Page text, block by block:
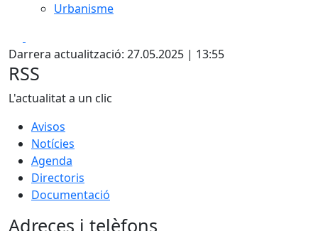
Urbanisme
Darrera actualització: 27.05.2025 | 13:55
RSS
L'actualitat a un clic
Avisos
Notícies
Agenda
Directoris
Documentació
Adreces i telèfons